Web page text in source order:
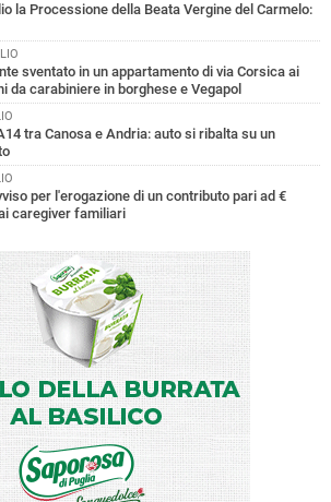
la Processione della Beata Vergine del Carmelo:
sventato in un appartamento di via Corsica ai
da carabiniere in borghese e Vegapol
tra Canosa e Andria: auto si ribalta su un
per l'erogazione di un contributo pari ad €
caregiver familiari